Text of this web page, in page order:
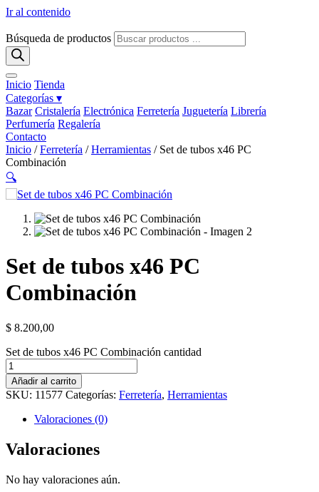
Ir al contenido
Búsqueda de productos
Inicio Tienda
Categorías ▾
Bazar Cristalería Electrónica Ferretería Juguetería Librería
Perfumería Regalería
Contacto
Inicio /Ferretería /Herramientas / Set de tubos x46 PC
Combinación
🔍
Set de tubos x46 PC
Combinación
$ 8.200,00
Set de tubos x46 PC Combinación cantidad
Añadir al carrito
SKU: 11577 Categorías: Ferretería, Herramientas
Valoraciones (0)
Valoraciones
No hay valoraciones aún.